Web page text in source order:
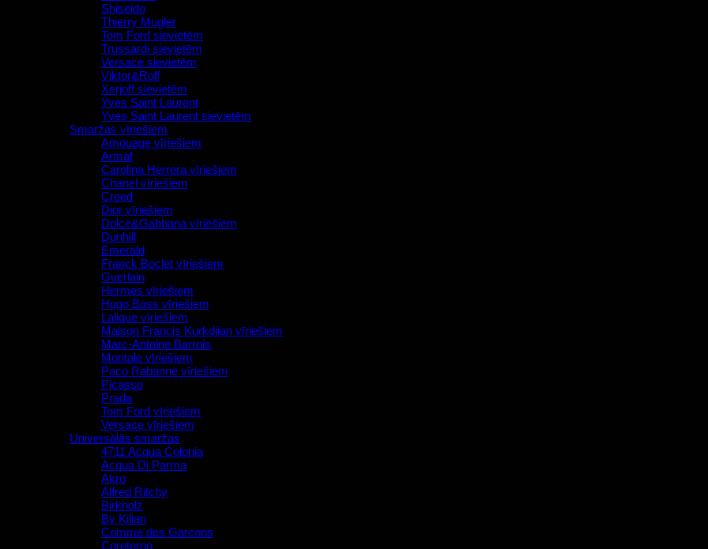
Shiseido
Thierry Mugler
Tom Ford sievietēm
Trussardi sievietēm
Versace sievietēm
Viktor&Rolf
Xerjoff sievietēm
Yves Saint Laurent
Yves Saint Laurent sievietēm
Smaržas vīriešiem
Amouage vīriešiem
Armaf
Carolina Herrera vīriešiem
Chanel vīriešiem
Creed
Dior vīriešiem
Dolce&Gabbana vīriešiem
Dunhill
Emerald
Franck Boclet vīriešiem
Guerlain
Hermes vīriešiem
Hugo Boss vīriešiem
Lalique vīriešiem
Maison Francis Kurkdjian vīriešiem
Marc-Antoine Barrois
Montale vīriešiem
Paco Rabanne vīriešiem
Picasso
Prada
Tom Ford vīriešiem
Versace vīriešiem
Universālās smaržas
4711 Acqua Colonia
Acqua Di Parma
Akro
Alfred Ritchy
Birkholz
By Kilian
Comme des Garcons
Coreterno